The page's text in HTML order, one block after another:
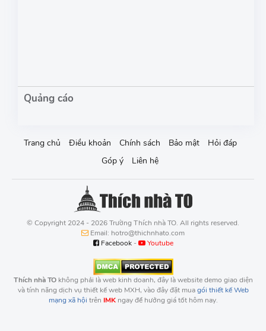
Trang chủ Điều khoản Chính sách Bảo mật
Hỏi đáp
Góp ý
Liên hệ
© Copyright 2024 - 2026 Trường Thích nhà TO. All rights reserved.
Email: hotro@thichnhato.com
Facebook- Youtube
Thích nhà TOkhông phải là web kinh doanh, đây là website demo giao diện
và tính năng dịch vụ thiết kế web MXH, vào đây đặt muagói thiết kế Web
mạng xã hội trên IMKngay để hưởng giá tốt hôm nay.